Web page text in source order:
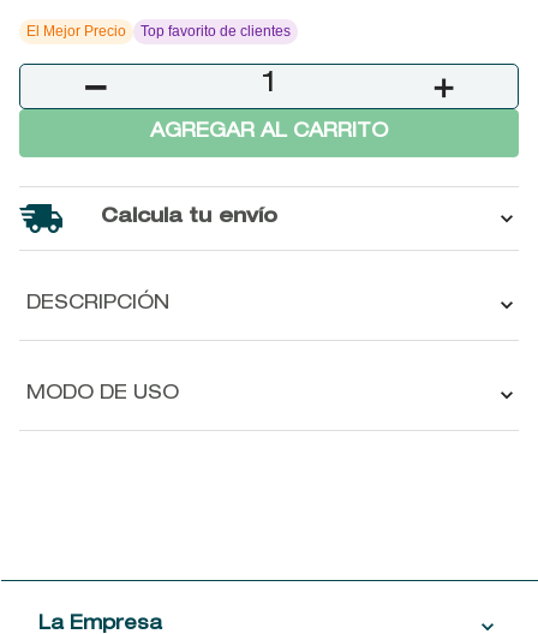
El Mejor Precio Top favorito de clientes
＋
－
AGREGAR AL CARRITO
Calcula tu envío
DESCRIPCIÓN
MODO DE USO
La Empresa